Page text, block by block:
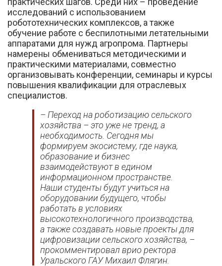
исследований с использованием
робототехнических комплексов, а также
обучение работе с беспилотными летательными
аппаратами для нужд агропрома. Партнеры
намерены обмениваться методическими и
практическими материалами, совместно
организовывать конференции, семинары и курсы
повышения квалификации для отраслевых
специалистов.
– Переход на роботизацию сельского
хозяйства – это уже не тренд, а
необходимость. Сегодня мы
формируем экосистему, где наука,
образование и бизнес
взаимодействуют в едином
информационном пространстве.
Наши студенты будут учиться на
оборудовании будущего, чтобы
работать в условиях
высокотехнологичного производства,
а также создавать новые проекты для
цифровизации сельского хозяйства, –
прокомментировал врио ректора
Уральского ГАУ Михаил Флягин.